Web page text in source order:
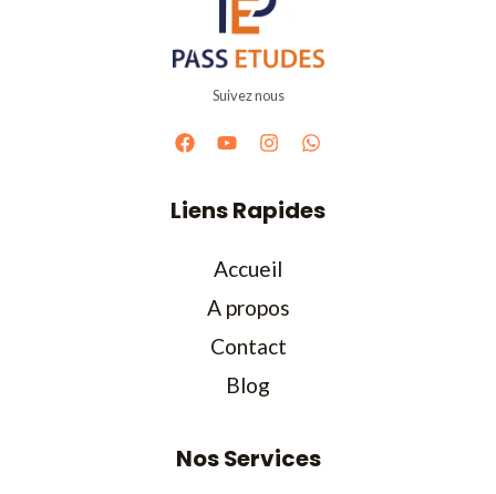
Suivez nous
Liens Rapides
Accueil
A propos
Contact
Blog
Nos Services